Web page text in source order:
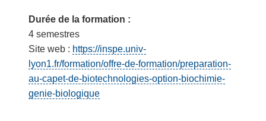
Durée de la formation :
4 semestres
Site web : https://inspe.univ-
lyon1.fr/formation/offre-de-formation/preparation-
au-capet-de-biotechnologies-option-biochimie-
genie-biologique